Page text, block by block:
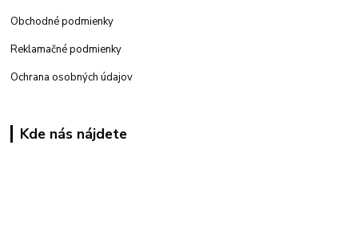
Obchodné podmienky
Reklamačné podmienky
Ochrana osobných údajov
Kde nás nájdete